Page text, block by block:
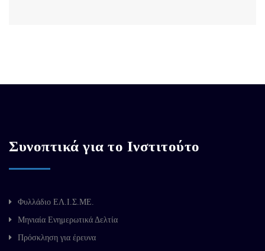
Συνοπτικά για το Ινστιτούτο
Φυλλάδιο ΕΛ.Ι.Σ.ΜΕ.
Μηνιαία Ενημερωτικά Δελτία
Πρόσκληση για έρευνα